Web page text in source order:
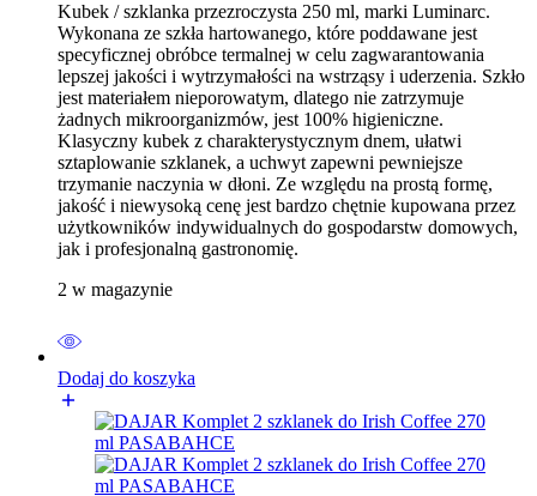
Kubek / szklanka przezroczysta 250 ml, marki Luminarc.
Wykonana ze szkła hartowanego, które poddawane jest
specyficznej obróbce termalnej w celu zagwarantowania
lepszej jakości i wytrzymałości na wstrząsy i uderzenia. Szkło
jest materiałem nieporowatym, dlatego nie zatrzymuje
żadnych mikroorganizmów, jest 100% higieniczne.
Klasyczny kubek z charakterystycznym dnem, ułatwi
sztaplowanie szklanek, a uchwyt zapewni pewniejsze
trzymanie naczynia w dłoni. Ze względu na prostą formę,
jakość i niewysoką cenę jest bardzo chętnie kupowana przez
użytkowników indywidualnych do gospodarstw domowych,
jak i profesjonalną gastronomię.
2 w magazynie
Dodaj do koszyka